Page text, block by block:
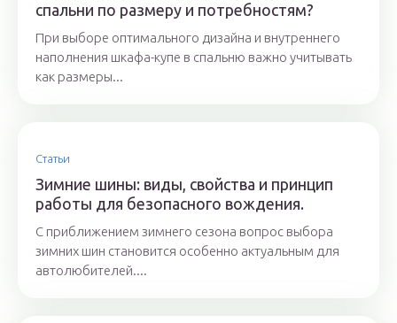
спальни по размеру и потребностям?
При выборе оптимального дизайна и внутреннего
наполнения шкафа-купе в спальню важно учитывать
как размеры...
Статьи
Зимние шины: виды, свойства и принцип
работы для безопасного вождения.
С приближением зимнего сезона вопрос выбора
зимних шин становится особенно актуальным для
автолюбителей....